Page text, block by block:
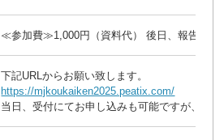
≪参加費≫1,000円（資料代） 後日、報告集を
下記URLからお願い致します。
https://mjkoukaiken2025.peatix.com/
当日、受付にてお申し込みも可能ですが、定